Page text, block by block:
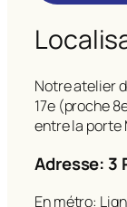
Notre atelier
17e (proche
entre la porte
Adresse: 3
En métro: